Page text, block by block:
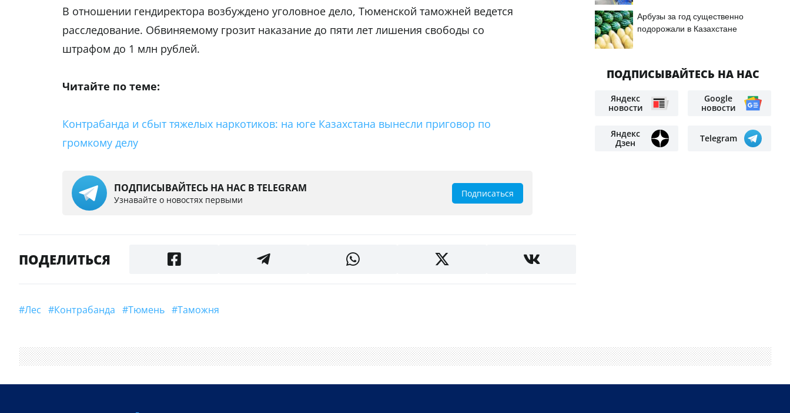
В отношении гендиректора возбуждено уголовное дело, Тюменской таможней ведется
расследование. Обвиняемому грозит наказание до пяти лет лишения свободы со
штрафом до 1 млн рублей.
Читайте по теме:
Контрабанда и сбыт тяжелых наркотиков: на юге Казахстана вынесли приговор по
громкому делу
ПОДПИСЫВАЙТЕСЬ НА НАС В TELEGRAM
Узнавайте о новостях первыми
Подписаться
ПОДЕЛИТЬСЯ
#лес #Контрабанда #Тюмень #таможня
Арбузы за год существенно
подорожали в Казахстане
ПОДПИСЫВАЙТЕСЬ НА НАС
Яндекс
новости
Google
новости
Яндекс
Дзен
Telegram